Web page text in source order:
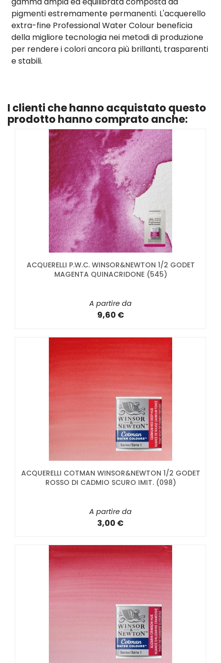
pigmenti estremamente permanenti. L'acquerello
extra-fine Professional Water Colour beneficia
della migliore tecnologia nei metodi di produzione
per rendere i colori ancora più brillanti, trasparenti
e stabili.
I clienti che hanno acquistato questo
prodotto hanno comprato anche:
ACQUERELLI P.W.C. WINSOR&NEWTON 1/2 GODET
MAGENTA QUINACRIDONE (545)
A partire da
9,60 €
ACQUERELLI COTMAN WINSOR&NEWTON 1/2 GODET
ROSSO DI CADMIO SCURO IMIT. (098)
A partire da
3,00 €